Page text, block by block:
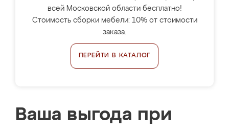
всей Московской области бесплатно!
Стоимость сборки мебели: 10% от стоимости
заказа.
ПЕРЕЙТИ В КАТАЛОГ
Ваша выгода при